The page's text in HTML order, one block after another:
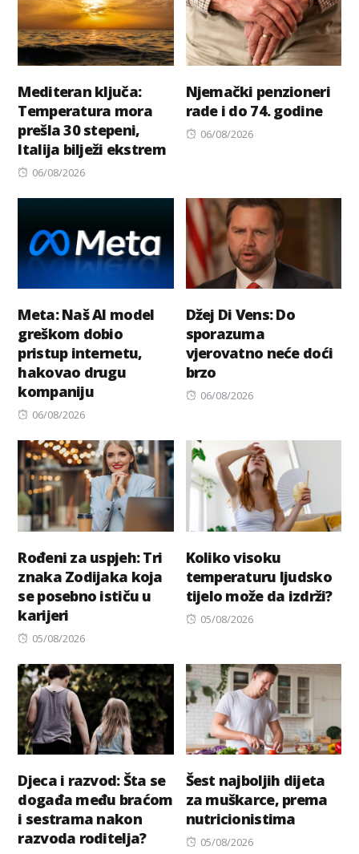
Mediteran ključa:
Temperatura mora
prešla 30 stepeni,
Italija bilježi ekstrem
Posted
06/08/2026
Njemački penzioneri
rade i do 74. godine
Posted
06/08/2026
Meta: Naš AI model
greškom dobio
pristup internetu,
hakovao drugu
kompaniju
Posted
06/08/2026
Džej Di Vens: Do
sporazuma
vjerovatno neće doći
brzo
Posted
06/08/2026
Rođeni za uspjeh: Tri
znaka Zodijaka koja
se posebno ističu u
karijeri
Posted
05/08/2026
Koliko visoku
temperaturu ljudsko
tijelo može da izdrži?
Posted
05/08/2026
Djeca i razvod: Šta se
događa među braćom
i sestrama nakon
razvoda roditelja?
Šest najboljih dijeta
za muškarce, prema
nutricionistima
Posted
05/08/2026